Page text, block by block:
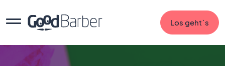
Los geht`s